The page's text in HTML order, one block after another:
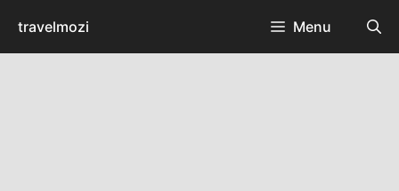
content
travelmozi Menu